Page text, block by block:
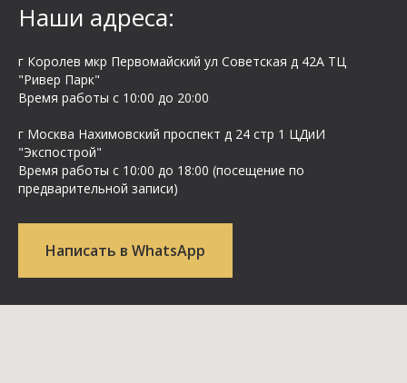
Наши адреса:
г Королев мкр Первомайский ул Cоветская д 42А ТЦ
"Ривер Парк"
Время работы с 10:00 до 20:00
г Москва Нахимовский проспект д 24 стр 1 ЦДиИ
"Экспострой"
Время работы с 10:00 до 18:00 (посещение по
предварительной записи)
Написать в WhatsApp